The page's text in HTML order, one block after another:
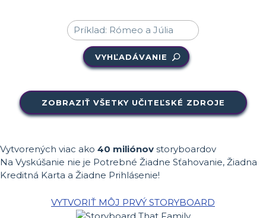
VYHĽADÁVANIE
ZOBRAZIŤ VŠETKY UČITEĽSKÉ ZDROJE
Vytvorených viac ako 40 miliónov storyboardov
Na Vyskúšanie nie je Potrebné Žiadne Sťahovanie, Žiadna
Kreditná Karta a Žiadne Prihlásenie!
VYTVORIŤ MÔJ PRVÝ STORYBOARD